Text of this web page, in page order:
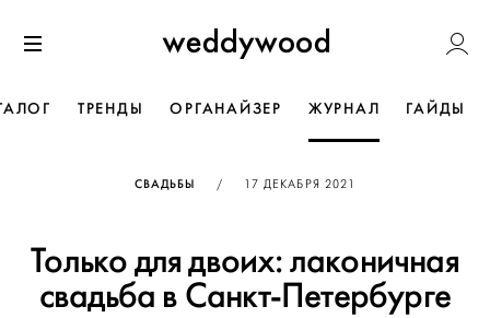
к содержанию
Weddywood
ТРЕНДЫ ОРГАНАЙЗЕР ЖУРНАЛ ГАЙДЫ
СВАДЬБЫ / ОПУБЛИКОВАНО
17 ДЕКАБРЯ 2021
Только для двоих: лаконичная
свадьба в Санкт-Петербурге